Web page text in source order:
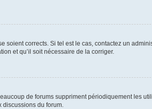
soient corrects. Si tel est le cas, contactez un
et qu’il soit nécessaire de la corriger.
de forums suppriment périodiquement les
du forum.